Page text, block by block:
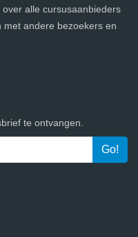
alle cursusaanbieders
andere bezoekers en
te ontvangen.